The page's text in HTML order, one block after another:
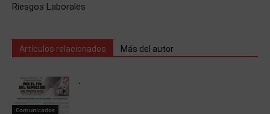
Riesgos Laborales
Artículos relacionados Más del autor
Comunicados
.